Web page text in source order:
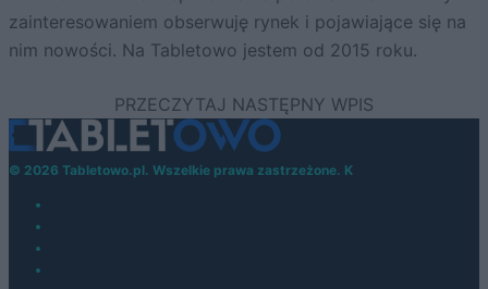
zainteresowaniem obserwuję rynek i pojawiające się na
nim nowości. Na Tabletowo jestem od 2015 roku.
© 2026 Tabletowo.pl. Wszelkie prawa zastrzeżone. K